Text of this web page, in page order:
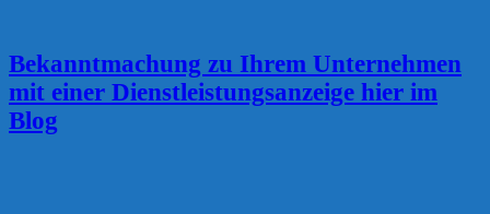
Bekanntmachung zu Ihrem Unternehmen
mit einer Dienstleistungsanzeige hier im
Blog